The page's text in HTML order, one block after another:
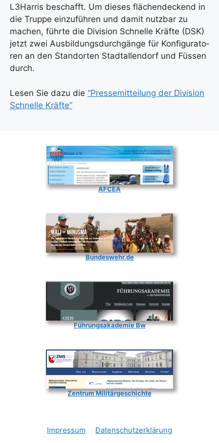
L3Harris beschafft. Um die­ses flä­chen­de­ckend in
die Trup­pe ein­zu­füh­ren und damit nutz­bar zu
machen, führ­te die Divi­si­on Schnel­le Kräf­te (DSK)
jetzt zwei Aus­bil­dungs­durch­gän­ge für Kon­fi­gu­ra­to­
ren an den Stand­or­ten Stadt­al­len­dorf und Füs­sen
durch.
Lesen Sie dazu die “Pres­se­mit­tei­lung der Divi­si­on
Schnel­le Kräf­te”
AFCEA
Bundeswehr.de
Führungsakademie Bw
Zentrum Militärgeschichte
Impressum Datenschutzerklärung